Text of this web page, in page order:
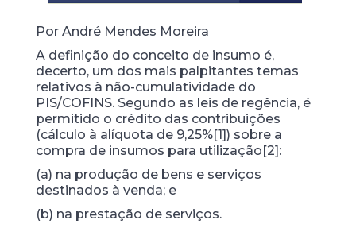
Por André Mendes Moreira
A definição do conceito de insumo é,
decerto, um dos mais palpitantes temas
relativos à não-cumulatividade do
PIS/COFINS. Segundo as leis de regência, é
permitido o crédito das contribuições
(cálculo à alíquota de 9,25%[1]) sobre a
compra de insumos para utilização[2]:
(a) na produção de bens e serviços
destinados à venda; e
(b) na prestação de serviços.